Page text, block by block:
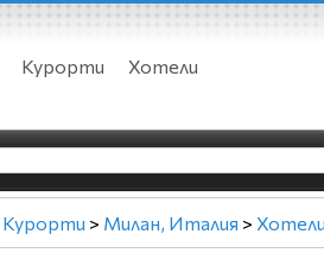
Курорти Хотели
Курорти > Милан, Италия >